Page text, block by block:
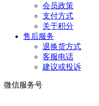
会员政策
支付方式
关于积分
售后服务
退换货方式
客服电话
建议或投诉
微信服务号